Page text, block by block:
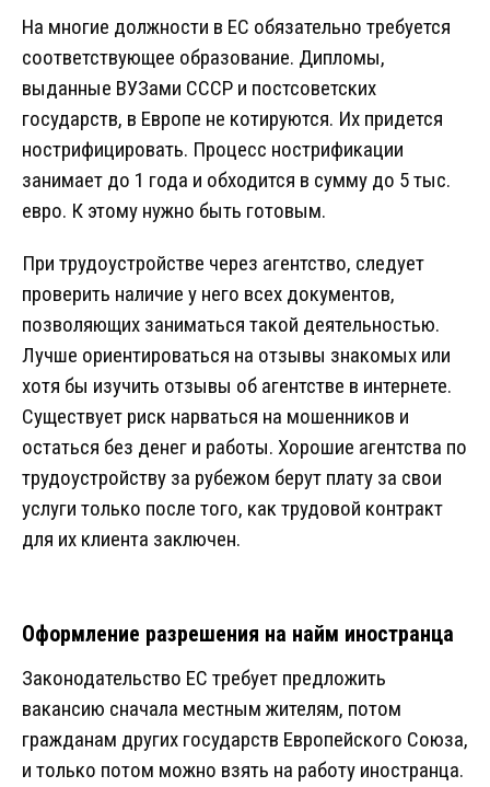
На многие должности в ЕС обязательно требуется
соответствующее образование. Дипломы,
выданные ВУЗами СССР и постсоветских
государств, в Европе не котируются. Их придется
нострифицировать. Процесс нострификации
занимает до 1 года и обходится в сумму до 5 тыс.
евро. К этому нужно быть готовым.
При трудоустройстве через агентство, следует
проверить наличие у него всех документов,
позволяющих заниматься такой деятельностью.
Лучше ориентироваться на отзывы знакомых или
хотя бы изучить отзывы об агентстве в интернете.
Существует риск нарваться на мошенников и
остаться без денег и работы. Хорошие агентства по
трудоустройству за рубежом берут плату за свои
услуги только после того, как трудовой контракт
для их клиента заключен.
Оформление разрешения на найм иностранца
Законодательство ЕС требует предложить
вакансию сначала местным жителям, потом
гражданам других государств Европейского Союза,
и только потом можно взять на работу иностранца.